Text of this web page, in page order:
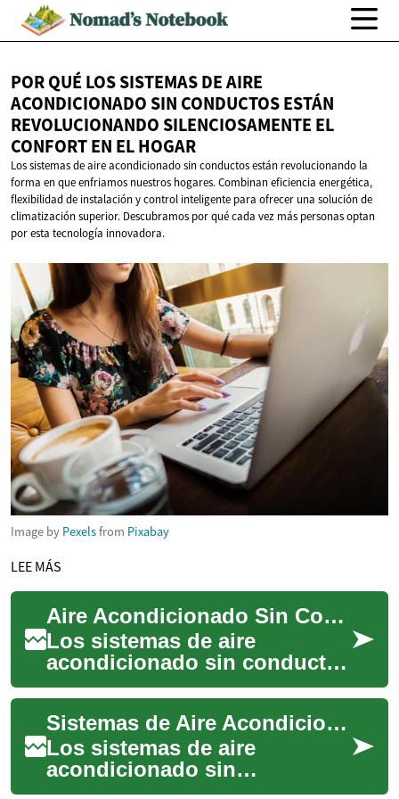
POR QUÉ LOS SISTEMAS DE AIRE
ACONDICIONADO SIN CONDUCTOS ESTÁN
REVOLUCIONANDO SILENCIOSAMENTE EL
CONFORT EN EL HOGAR
Los sistemas de aire acondicionado sin conductos están revolucionando la
forma en que enfriamos nuestros hogares. Combinan eficiencia energética,
flexibilidad de instalación y control inteligente para ofrecer una solución de
climatización superior. Descubramos por qué cada vez más personas optan
por esta tecnología innovadora.
Image by Pexelsfrom Pixabay
LEE MÁS
Aire Acondicionado Sin Conductos: La Solución Moderna para el Confort en el Hogar
Los sistemas de aire
acondicionado sin conductos
representan una revolución
en la tecnología de
climatización moderna...
Sistemas de Aire Acondicionado Sin Conductos: Una Solución Moderna para Tu Hogar
Los sistemas de aire
acondicionado sin
conductos, también